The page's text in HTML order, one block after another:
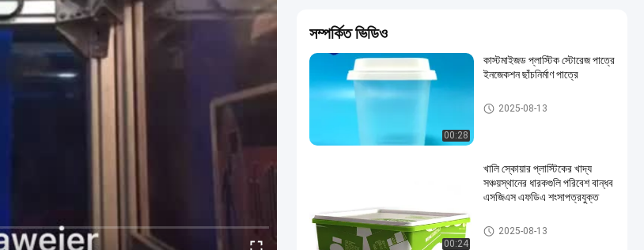
সম্পর্কিত ভিডিও
00:28
কাস্টমাইজড প্লাস্টিক স্টোরেজ পাত্রে
ইনজেকশন ছাঁচনির্মাণ পাত্রে
আইএমএল প্লাস্টিকের পাত্রে
2025-08-13
00:24
খালি স্কোয়ার প্লাস্টিকের খাদ্য
সঞ্চয়স্থানের ধারকগুলি পরিবেশ বান্ধব
এসজিএস এফডিএ শংসাপত্রযুক্ত
আইএমএল বক্স
2025-08-13